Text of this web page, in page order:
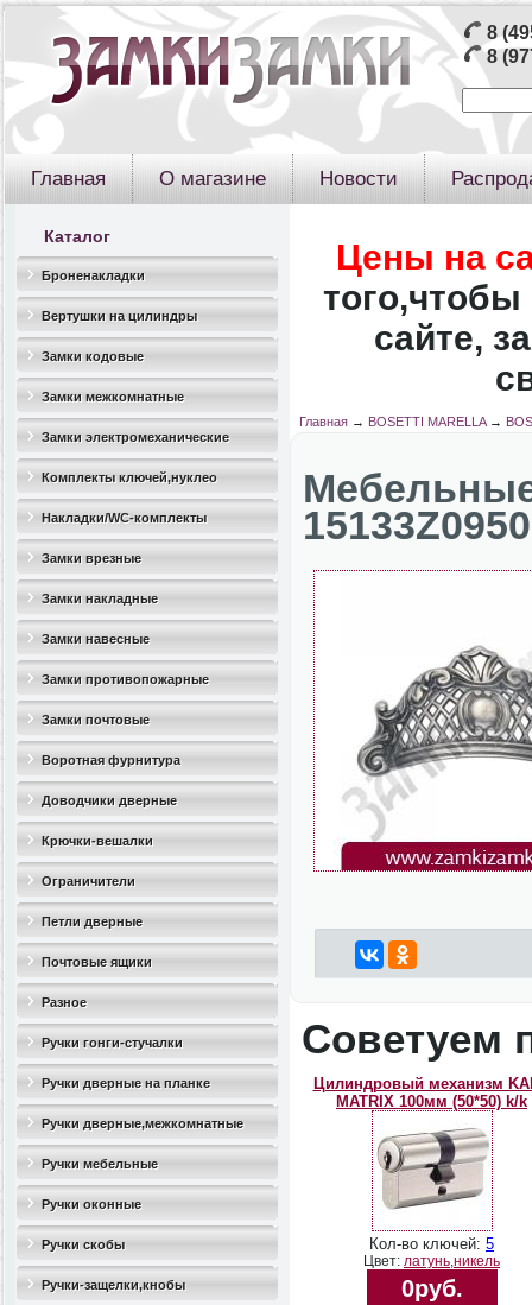
8
8
Главная О магазине Новости
Каталог
Броненакладки
Вертушки на цилиндры
Замки кодовые
Замки межкомнатные
Замки электромеханические
Комплекты ключей,нуклео
Накладки/WC-комплекты
Замки врезные
Замки накладные
Замки навесные
Замки противопожарные
Замки почтовые
Воротная фурнитура
Доводчики дверные
Крючки-вешалки
Ограничители
дверные(стопоры)
Петли дверные
Почтовые ящики
Разное
Ручки гонги-стучалки
Ручки дверные на планке
Ручки дверные,межкомнатные
Ручки мебельные
Ручки оконные
Ручки скобы
Ручки-защелки,кнобы
Цены на
того,чтобы
сайте,
Главная→ BOSETTI MARELLA→
Советуем
Цилиндровый механизм
MATRIX 100мм (50*50) k/k
Кол-во ключей: 5
Цвет: латунь,никель
0руб.